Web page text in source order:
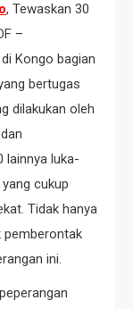
, Tewaskan 30
–
Kongo bagian
bertugas
dilakukan oleh
lainnya luka-
cukup
Tidak hanya
pemberontak
ini.